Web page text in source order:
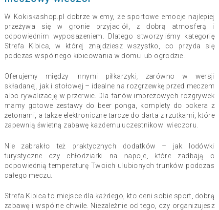
W Kokiskashop.pl dobrze wiemy, że sportowe emocje najlepiej
przeżywa się w gronie przyjaciół, z dobrą atmosferą i
odpowiednim wyposażeniem. Dlatego stworzyliśmy kategorię
Strefa Kibica, w której znajdziesz wszystko, co przyda się
podczas wspólnego kibicowania w domu lub ogrodzie.
Oferujemy między innymi piłkarzyki, zarówno w wersji
składanej, jak i stołowej – idealne na rozgrzewkę przed meczem
albo rywalizację w przerwie. Dla fanów imprezowych rozgrywek
mamy gotowe zestawy do beer ponga, komplety do pokera z
żetonami, a także elektroniczne tarcze do darta z rzutkami, które
zapewnią świetną zabawę każdemu uczestnikowi wieczoru.
Nie zabrakło też praktycznych dodatków – jak lodówki
turystyczne czy chłodziarki na napoje, które zadbają o
odpowiednią temperaturę Twoich ulubionych trunków podczas
całego meczu.
Strefa Kibica to miejsce dla każdego, kto ceni sobie sport, dobrą
zabawę i wspólne chwile. Niezależnie od tego, czy organizujesz